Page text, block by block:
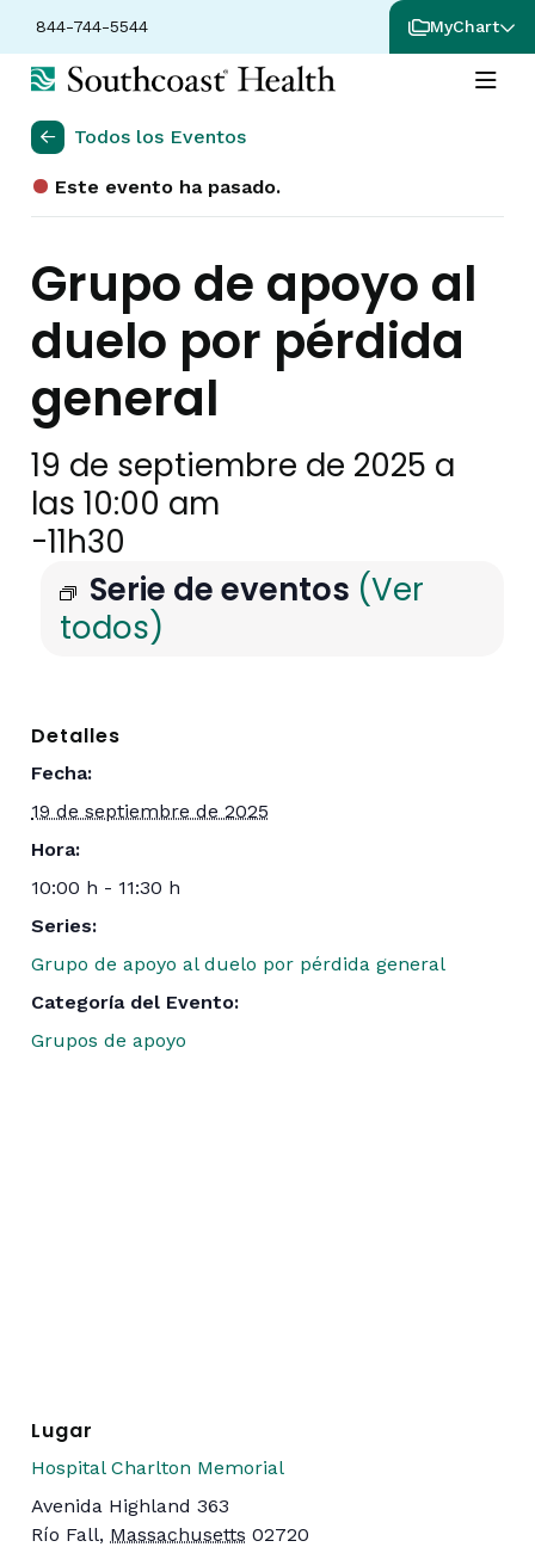
844-744-5544 MyChart
Todos los Eventos
Este evento ha pasado.
Grupo de apoyo al
duelo por pérdida
general
19 de septiembre de 2025 a
las 10:00 am
-11h30
Serie de eventos (Ver
todos)
Detalles
Fecha:
19 de septiembre de 2025
Hora:
10:00 h - 11:30 h
Series:
Grupo de apoyo al duelo por pérdida general
Categoría del Evento:
Grupos de apoyo
Lugar
Hospital Charlton Memorial
Avenida Highland 363
Río Fall, Massachusetts 02720